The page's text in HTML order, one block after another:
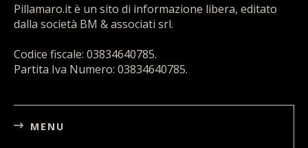
Pillamaro.it è un sito di informazione libera, editato
dalla società BM & associati srl.
Codice fiscale: 03834640785.
Partita Iva Numero: 03834640785.
MENU